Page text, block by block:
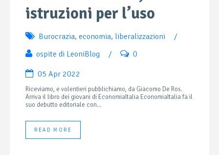
istruzioni per l’uso
Burocrazia, economia, liberalizzazioni
/
ospite di LeoniBlog
/ 0
05 Apr 2022
Riceviamo, e volentieri pubblichiamo, da Giacomo De Ros.
Arriva il libro dei giovani di EconomiaItalia EconomiaItalia fa il
suo debutto editoriale con...
READ MORE